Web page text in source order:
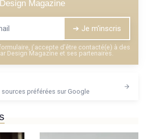
Design Magazine
➔ Je m'inscris
j’accepte d’être contacté(e) à des
Design Magazine et ses partenaires.
préférées sur Google